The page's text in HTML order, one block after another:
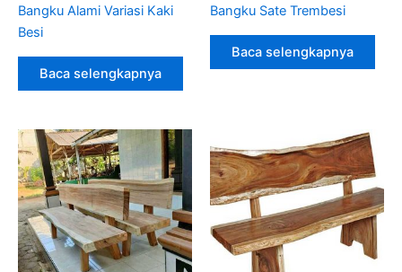
Bangku Alami Variasi Kaki
Besi
Baca selengkapnya
Bangku Sate Trembesi
Baca selengkapnya